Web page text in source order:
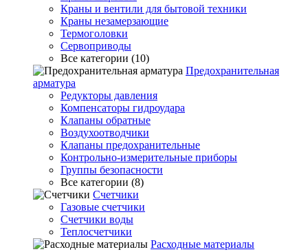
Краны и вентили для бытовой техники
Краны незамерзающие
Термоголовки
Сервоприводы
Все категории (10)
Предохранительная
арматура
Редукторы давления
Компенсаторы гидроудара
Клапаны обратные
Воздухоотводчики
Клапаны предохранительные
Контрольно-измерительные приборы
Группы безопасности
Все категории (8)
Счетчики
Газовые счетчики
Счетчики воды
Теплосчетчики
Расходные материалы